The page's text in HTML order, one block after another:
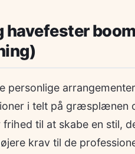
personlige
i telt på græsplænen
til at skabe en stil,
krav til de